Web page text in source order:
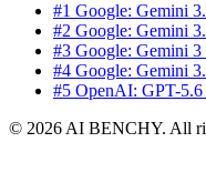
#1 Google: Gemini
#2 Google: Gemini
#3 Google: Gemini 3
#4 Google: Gemini
#5 OpenAI: GPT-5.6
© 2026 AI BENCHY. All